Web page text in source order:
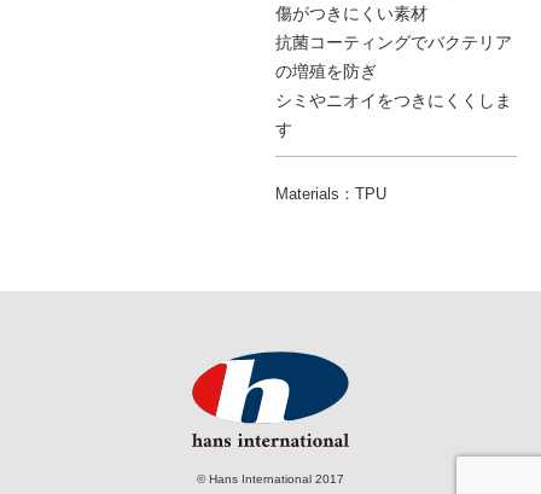
傷がつきにくい素材
抗菌コーティングでバクテリア
の増殖を防ぎ
シミやニオイをつきにくくしま
す
Materials：TPU
© Hans International 2017